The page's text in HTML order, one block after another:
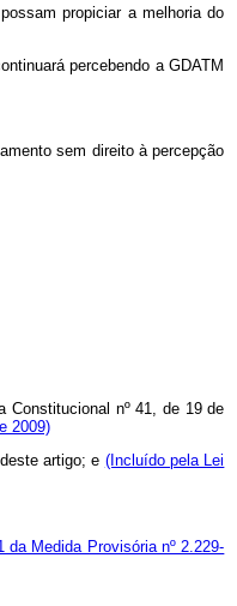
propiciar a melhoria do
percebendo a GDATM
sem direito à percepção
Constitucional nº 41, de 19 de
2009)
artigo; e (Incluído pela Lei
da Medida Provisória nº 2.229-